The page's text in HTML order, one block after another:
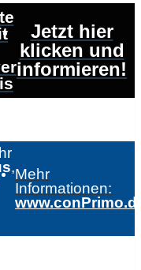
Jetzt hier
klicken und
informieren!
,Mehr
Informationen: